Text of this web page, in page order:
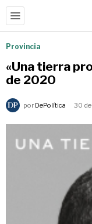
Provincia
«Una tierra
de 2020
por DePolítica 30 de